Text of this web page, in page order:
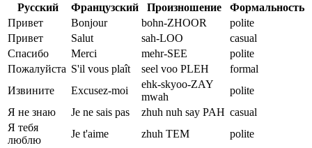
Русский Французский Произношение
Формальность
Привет
Bonjour bohn-ZHOOR
polite
Привет
Salut sah-LOO
casual
Спасибо
Merci mehr-SEE
polite
Пожалуйста S'il vous plaît seel voo PLEH
formal
Извините
Excusez-moi
ehk-skyoo-ZAY
mwah
polite
Я не знаю
Je ne sais pas zhuh nuh say PAH casual
Я тебя
люблю
Je t'aime zhuh TEM
polite